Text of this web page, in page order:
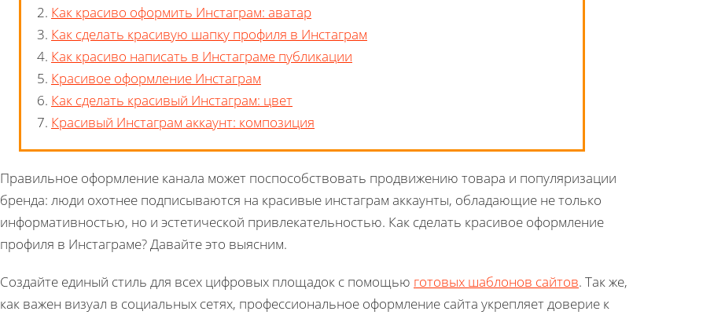
2. Как красиво оформить Инстаграм: аватар
3. Как сделать красивую шапку профиля в Инстаграм
4. Как красиво написать в Инстаграме публикации
5. Красивое оформление Инстаграм
6. Как сделать красивый Инстаграм: цвет
7. Красивый Инстаграм аккаунт: композиция
Правильное оформление канала может поспособствовать продвижению товара и популяризации
бренда: люди охотнее подписываются на красивые инстаграм аккаунты, обладающие не только
информативностью, но и эстетической привлекательностью. Как сделать красивое оформление
профиля в Инстаграме? Давайте это выясним.
Создайте единый стиль для всех цифровых площадок с помощью готовых шаблонов сайтов. Так же,
как важен визуал в социальных сетях, профессиональное оформление сайта укрепляет доверие к